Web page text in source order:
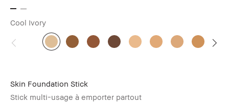
Cool Ivory
Skin Foundation Stick
Stick multi-usage à emporter partout